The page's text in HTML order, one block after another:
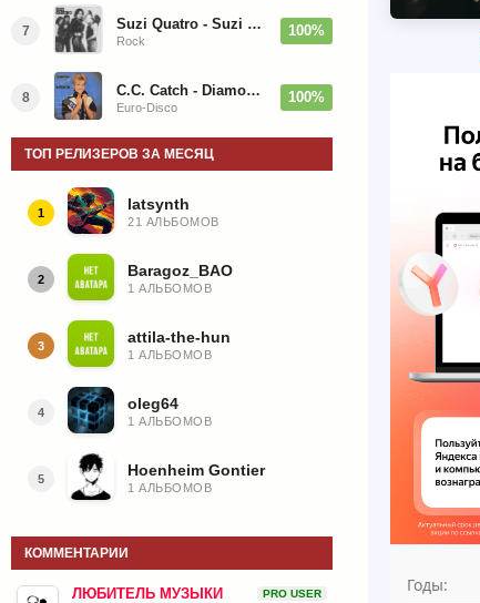
Годы:
7 Suzi Quatro - Suzi Quatro (Bonus Tracks, Remaster) 1973/2022
Rock
100%
8 C.C. Catch - Diamonds. Her Greatest Hits 1988
Euro-Disco
100%
ТОП РЕЛИЗЕРОВ ЗА МЕСЯЦ
1 latsynth
21 АЛЬБОМОВ
2 Baragoz_BAO
1 АЛЬБОМОВ
3 attila-the-hun
1 АЛЬБОМОВ
4 oleg64
1 АЛЬБОМОВ
5 Hoenheim Gontier
1 АЛЬБОМОВ
КОММЕНТАРИИ
ЛЮБИТЕЛЬ МУЗЫКИ PRO USER